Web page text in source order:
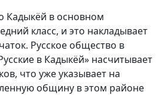
Кадыкёй в основном
класс, и это накладывает
Русское общество в
в Кадыкёй» насчитывает
что уже указывает на
общину в этом районе